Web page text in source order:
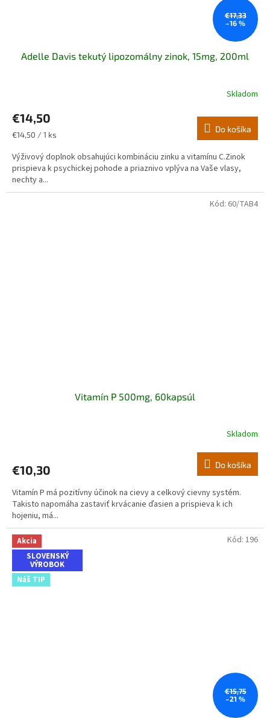
€17,33
–16 %
Adelle Davis tekutý lipozomálny zinok, 15mg, 200ml
produktu
je
5,0
z
5
hviezdičiek.
Skladom
€14,50
Jednotková
€14,50 / 1 ks
Do košíka
Výživový doplnok obsahujúci kombináciu zinku a vitamínu C.Zinok
prispieva k psychickej pohode a priaznivo vplýva na Vaše vlasy,
nechty a...
Vitamín P 500mg, 60kapsúl
Skladom
€10,30 Do košíka
Vitamín P má pozitívny účinok na cievy a celkový cievny systém.
Takisto napomáha zastaviť krvácanie ďasien a prispieva k ich
hojeniu, má...
Kód: 60/TAB4
Akcia
SLOVENSKÝ
VÝROBOK
Náš TIP
€15,75
–21 %
Kód: 196